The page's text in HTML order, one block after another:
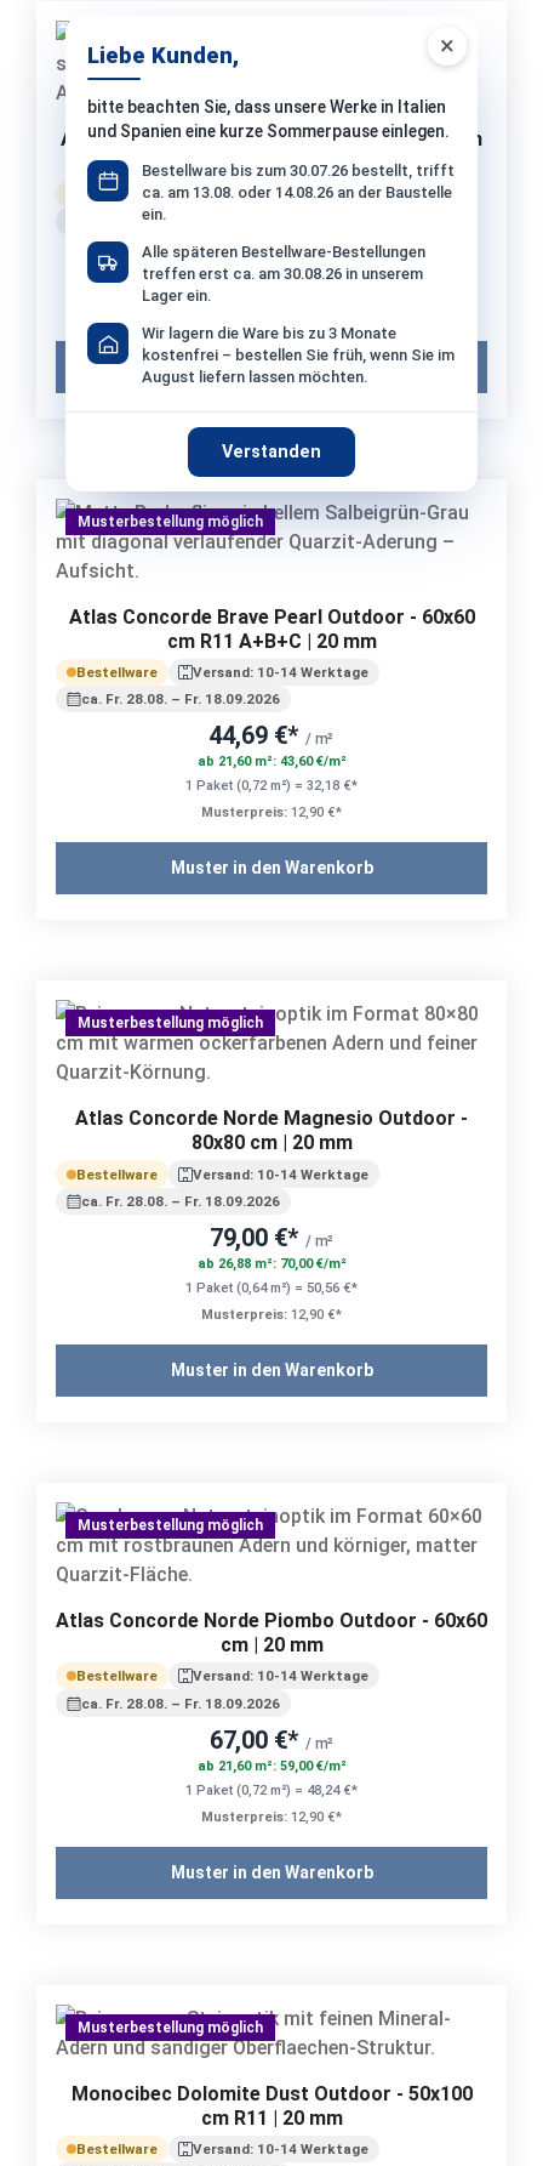
×
Liebe Kunden,
bitte beachten Sie, dass unsere Werke in Italien
und Spanien eine kurze Sommerpause einlegen.
Bestellware bis zum 30.07.26 bestellt, trifft
ca. am 13.08. oder 14.08.26 an der Baustelle
ein.
Alle späteren Bestellware-Bestellungen
treffen erst ca. am 30.08.26 in unserem
Lager ein.
Wir lagern die Ware bis zu 3 Monate
kostenfrei – bestellen Sie früh, wenn Sie im
August liefern lassen möchten.
Verstanden
Musterbestellung möglich
Atlas Concorde Nyra Mist Outdoor - 60x60 cm
R11 A+B+C | 20 mm
Bestellware
Versand: 10-14 Werktage
ca. Fr. 28.08. – Fr. 18.09.2026
69,90 €* / m²
1 Paket (0,72 m²) = 50,33 €*
Muster in den Warenkorb
Musterbestellung möglich
Atlas Concorde Brave Pearl Outdoor - 60x60
cm R11 A+B+C | 20 mm
Bestellware
Versand: 10-14 Werktage
ca. Fr. 28.08. – Fr. 18.09.2026
44,69 €* / m²
ab 21,60 m²: 43,60 €/m²
1 Paket (0,72 m²) = 32,18 €*
Musterpreis: 12,90 €*
Muster in den Warenkorb
Musterbestellung möglich
Atlas Concorde Norde Magnesio Outdoor -
80x80 cm | 20 mm
Bestellware
Versand: 10-14 Werktage
ca. Fr. 28.08. – Fr. 18.09.2026
79,00 €* / m²
ab 26,88 m²: 70,00 €/m²
1 Paket (0,64 m²) = 50,56 €*
Musterpreis: 12,90 €*
Muster in den Warenkorb
Musterbestellung möglich
Atlas Concorde Norde Piombo Outdoor - 60x60
cm | 20 mm
Bestellware
Versand: 10-14 Werktage
ca. Fr. 28.08. – Fr. 18.09.2026
67,00 €* / m²
ab 21,60 m²: 59,00 €/m²
1 Paket (0,72 m²) = 48,24 €*
Musterpreis: 12,90 €*
Muster in den Warenkorb
Musterbestellung möglich
Monocibec Dolomite Dust Outdoor - 50x100
cm R11 | 20 mm
Bestellware
Versand: 10-14 Werktage